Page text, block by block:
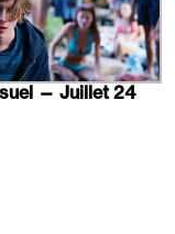
— Juillet 24